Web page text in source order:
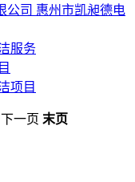
惠州市凯昶德电
服务
项目
下一页 末页